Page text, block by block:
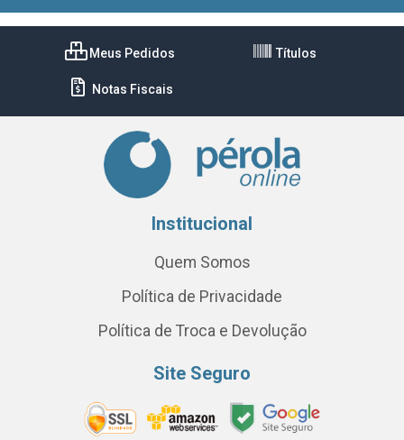
Meus Pedidos Títulos
Notas Fiscais
Institucional
Quem Somos
Política de Privacidade
Política de Troca e Devolução
Site Seguro